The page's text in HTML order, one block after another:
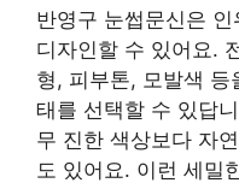
반영구 눈썹문신은
디자인할 수 있어요.
형, 피부톤, 모발색 등
태를 선택할 수 있답
무 진한 색상보다 자
도 있어요. 이런 세밀